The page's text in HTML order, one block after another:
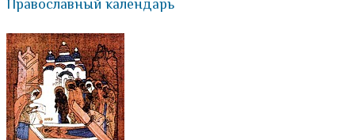
Православный календарь